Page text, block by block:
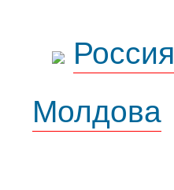
Россия
Молдова